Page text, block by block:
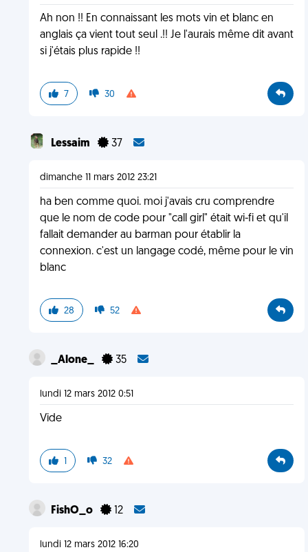
Ah non !! En connaissant les mots vin et blanc en
anglais ça vient tout seul .!! Je l'aurais même dit avant
si j'étais plus rapide !!
7 30
Lessaim 37
dimanche 11 mars 2012 23:21
ha ben comme quoi. moi j'avais cru comprendre
que le nom de code pour "call girl" était wi-fi et qu'il
fallait demander au barman pour établir la
connexion. c'est un langage codé, même pour le vin
blanc
28 52
_Alone_ 35
lundi 12 mars 2012 0:51
Vide
1 32
FishO_o 12
lundi 12 mars 2012 16:20